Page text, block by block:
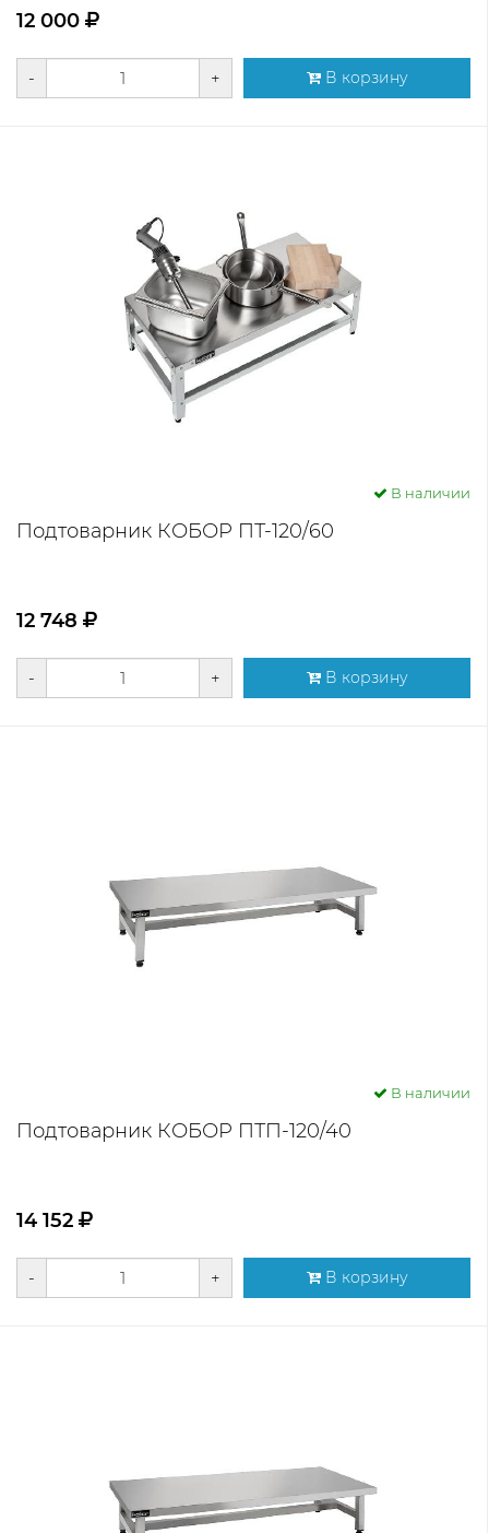
12 000
- + В корзину
В наличии
Подтоварник КОБОР ПТ-120/60
12 748
- + В корзину
В наличии
Подтоварник КОБОР ПТП-120/40
14 152
- + В корзину